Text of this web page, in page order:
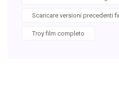
Scaricare versioni precedenti
Troy film completo